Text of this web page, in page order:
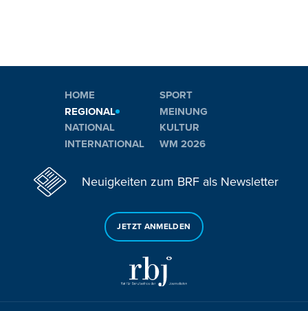
HOME
REGIONAL
NATIONAL
INTERNATIONAL
SPORT
MEINUNG
KULTUR
WM 2026
Neuigkeiten zum BRF als Newsletter
JETZT ANMELDEN